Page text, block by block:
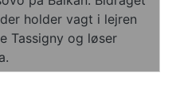
holder vagt i lejren
Tassigny og løser